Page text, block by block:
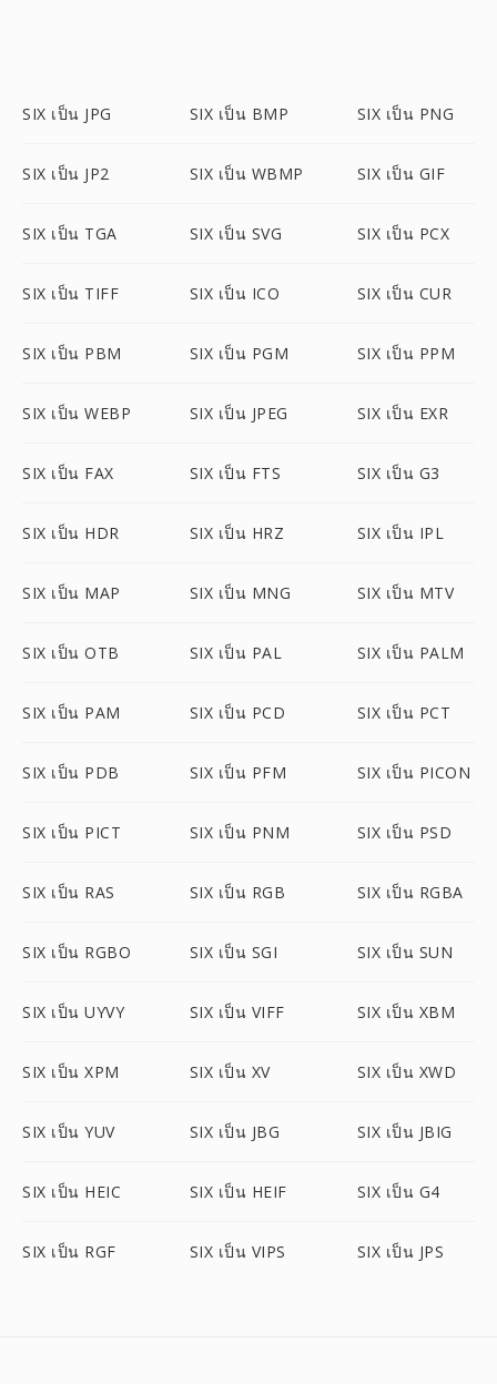
SIX เป็น JPG SIX เป็น BMP SIX เป็น PNG
SIX เป็น JP2 SIX เป็น WBMP SIX เป็น GIF
SIX เป็น TGA SIX เป็น SVG SIX เป็น PCX
SIX เป็น TIFF SIX เป็น ICO SIX เป็น CUR
SIX เป็น PBM SIX เป็น PGM SIX เป็น PPM
SIX เป็น WEBP SIX เป็น JPEG SIX เป็น EXR
SIX เป็น FAX SIX เป็น FTS SIX เป็น G3
SIX เป็น HDR SIX เป็น HRZ SIX เป็น IPL
SIX เป็น MAP SIX เป็น MNG SIX เป็น MTV
SIX เป็น OTB SIX เป็น PAL SIX เป็น PALM
SIX เป็น PAM SIX เป็น PCD SIX เป็น PCT
SIX เป็น PDB SIX เป็น PFM SIX เป็น PICON
SIX เป็น PICT SIX เป็น PNM SIX เป็น PSD
SIX เป็น RAS SIX เป็น RGB SIX เป็น RGBA
SIX เป็น RGBO SIX เป็น SGI SIX เป็น SUN
SIX เป็น UYVY SIX เป็น VIFF SIX เป็น XBM
SIX เป็น XPM SIX เป็น XV SIX เป็น XWD
SIX เป็น YUV SIX เป็น JBG SIX เป็น JBIG
SIX เป็น HEIC SIX เป็น HEIF SIX เป็น G4
SIX เป็น RGF SIX เป็น VIPS SIX เป็น JPS